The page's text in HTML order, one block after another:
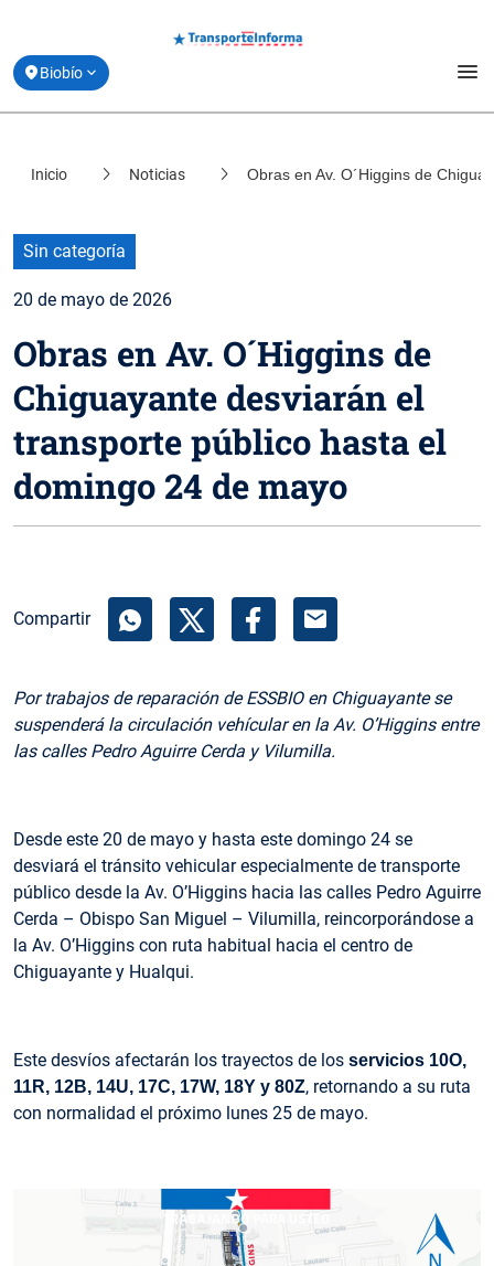
Biobío menu
Derribando Mitos
Centro de ayuda
Acerca de Transporte Informa
location_onSantiago
location_onCoquimbo
location_onValparaíso
location_onLos Lagos
Inicio Noticias Obras en Av. O´Higgins de
Sin categoría
20 de mayo de 2026
Obras en Av. O´Higgins de
Chiguayante desviarán el
transporte público hasta el
domingo 24 de mayo
Compartir mail
Por trabajos de reparación de ESSBIO en Chiguayante se
suspenderá la circulación vehícular en la Av. O’Higgins entre
las calles Pedro Aguirre Cerda y Vilumilla.
Desde este 20 de mayo y hasta este domingo 24 se
desviará el tránsito vehicular especialmente de transporte
público desde la Av. O’Higgins hacia las calles Pedro Aguirre
Cerda – Obispo San Miguel – Vilumilla, reincorporándose a
la Av. O’Higgins con ruta habitual hacia el centro de
Chiguayante y Hualqui.
Este desvíos afectarán los trayectos de los servicios 10O,
11R, 12B, 14U, 17C, 17W, 18Y y 80Z, retornando a su ruta
con normalidad el próximo lunes 25 de mayo.